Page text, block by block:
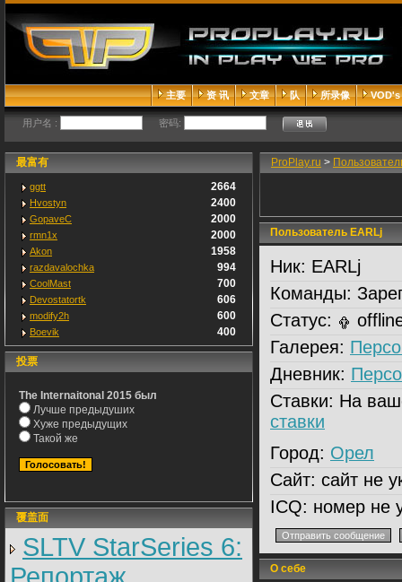
主要 资 讯 文章 队 所录像 VOD's
用户名 : 密码:
最富有
ggtt 2664
Hvostyn 2400
GopaveC 2000
rmn1x 2000
Akon 1958
razdavalochka 994
CoolMast 700
Devostatortk 606
modify2h 600
Boevik 400
投票
The Internaitonal 2015 был
Лучше предыдуших
Хуже предыдущих
Такой же
覆盖面
SLTV StarSeries 6:
ProPlay.ru >
Пользователь EARLj
Ник: EARLj
Команды:
Статус:
Галерея:
Дневник:
Ставки: На
ставки
Город: Орел
Сайт: сайт не
ICQ: номер не
О себе